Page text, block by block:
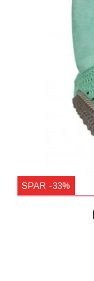
SPAR -33%